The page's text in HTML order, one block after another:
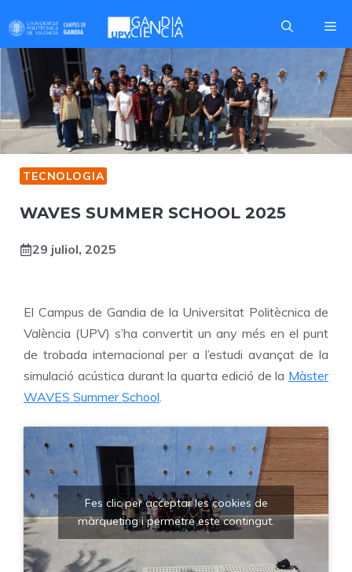
to
content
TECNOLOGIA
WAVES SUMMER SCHOOL 2025
29 juliol, 2025
El Campus de Gandia de la Universitat Politècnica de
València (UPV) s’ha convertit un any més en el punt
de trobada internacional per a l’estudi avançat de la
simulació acústica durant la quarta edició de la Màster
WAVES Summer School
Fes clic per acceptar les cookies de
màrqueting i permetre este contingut.